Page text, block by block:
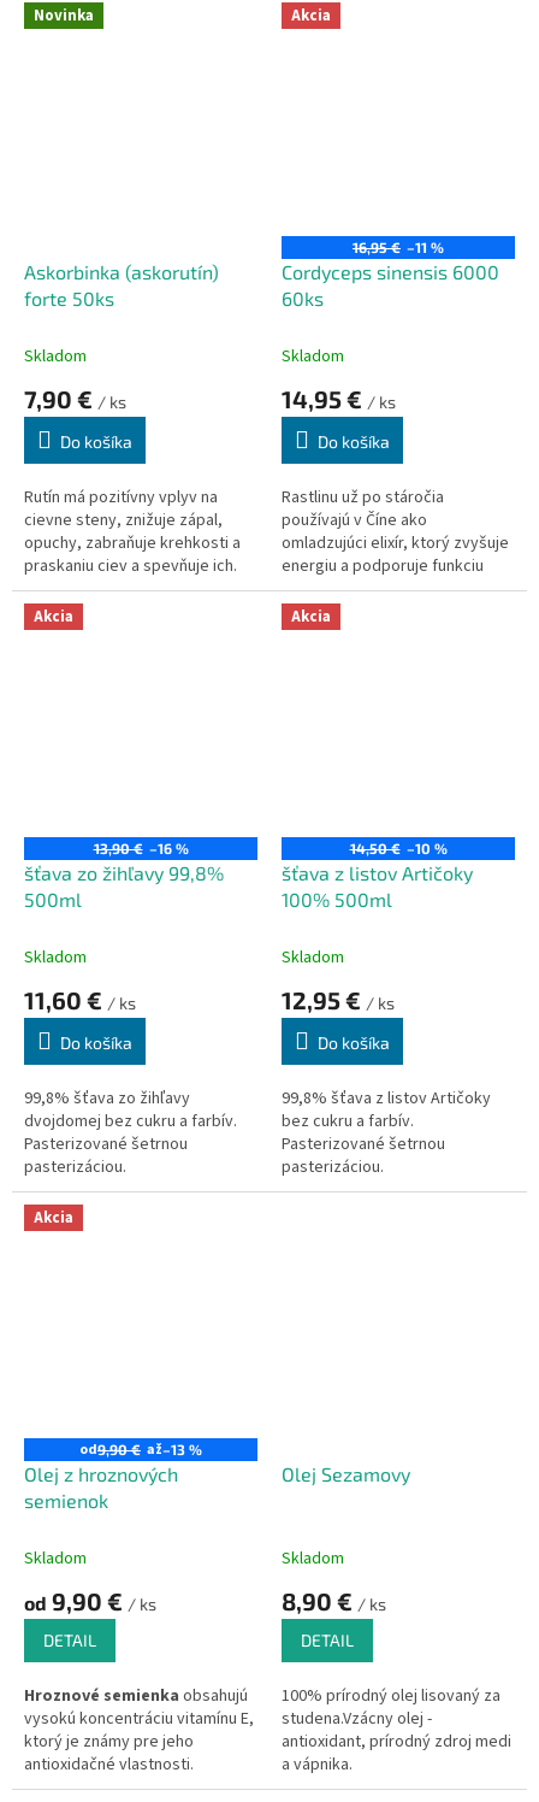
centrálneho nervového
systému.
nádorových
ochoreniach.Nachádza sa
Novinka
Askorbinka (askorutín)
forte 50ks
Skladom
7,90 € / ks
Do košíka
Rutín má pozitívny vplyv na
cievne steny, znižuje zápal,
opuchy, zabraňuje krehkosti a
praskaniu ciev a spevňuje ich.
Askorutin je kombinácia
aktívnych vitamínov vitamínu C a
rutinu (vitamín P).
Akcia
16,95 € –11 %
Cordyceps sinensis 6000
60ks
Skladom
14,95 € / ks
Do košíka
Rastlinu už po stáročia
používajú v Číne ako
omladzujúci elixír, ktorý zvyšuje
energiu a podporuje funkciu
rôznych orgánov a systémov.
Druh Cordyceps v tomto
výrobku je uznaný čínskou
Akcia
13,90 € –16 %
šťava zo žihľavy 99,8%
500ml
Skladom
11,60 € / ks
Do košíka
99,8% šťava zo žihľavy
dvojdomej bez cukru a farbív.
Pasterizované šetrnou
pasterizáciou.
Akcia
14,50 € –10 %
šťava z listov Artičoky
100% 500ml
Skladom
12,95 € / ks
Do košíka
99,8% šťava z listov Artičoky
bez cukru a farbív.
Pasterizované šetrnou
pasterizáciou.
Akcia
od9,90 € až–13 %
Olej z hroznových
semienok
Skladom
od 9,90 € / ks
DETAIL
Hroznové semienka obsahujú
vysokú koncentráciu vitamínu E,
ktorý je známy pre jeho
antioxidačné vlastnosti.
Obsahuje vitamíny skupiny B a
Olej Sezamovy
Skladom
8,90 € / ks
DETAIL
100% prírodný olej lisovaný za
studena.Vzácny olej -
antioxidant, prírodný zdroj medi
a vápnika.